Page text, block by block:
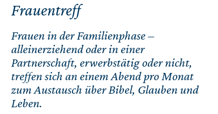
Frauentreff
Frauen in der Familienphase –
alleinerziehend oder in einer
Partnerschaft, erwerbstätig oder nicht,
treffen sich an einem Abend pro Monat
zum Austausch über Bibel, Glauben und
Leben.